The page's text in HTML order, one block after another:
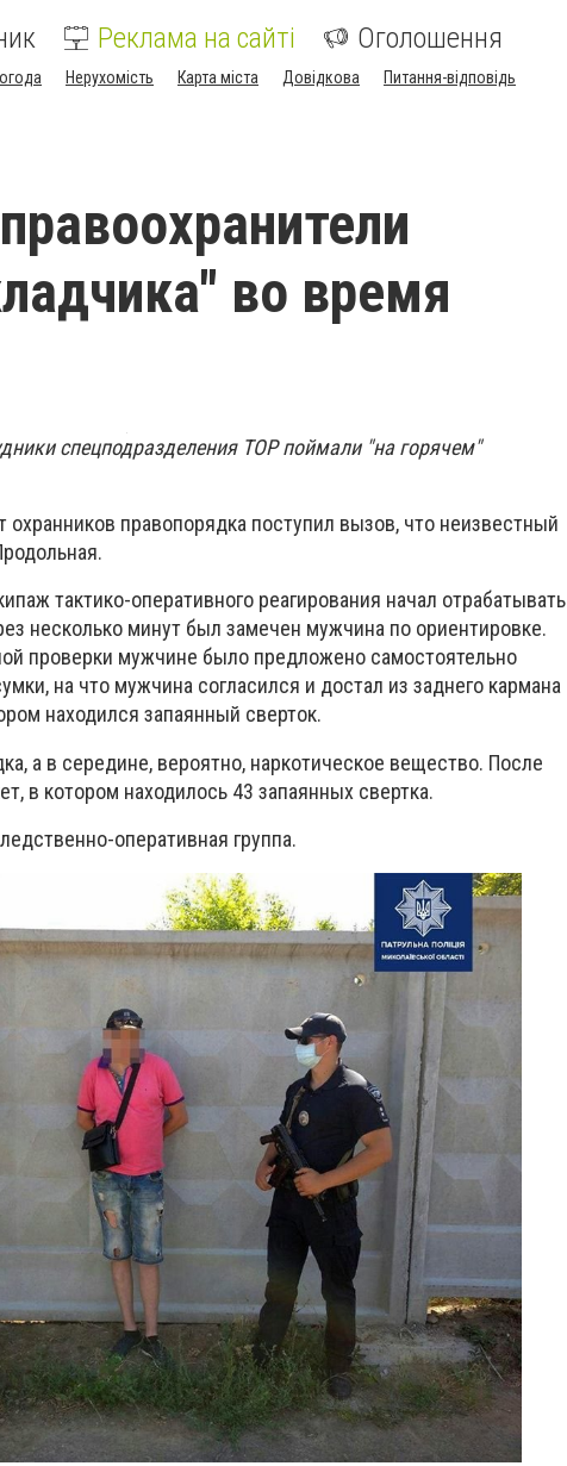
Реклама на сайті Оголошення
Нерухомість Карта міста Довідкова Питання-відповідь
во время
спецподразделения ТОР поймали "на горячем"
правопорядка поступил вызов, что неизвестный
тактико-оперативного реагирования начал отрабатывать
несколько минут был замечен мужчина по ориентировке.
проверки мужчине было предложено самостоятельно
на что мужчина согласился и достал из заднего кармана
находился запаянный сверток.
а в середине, вероятно, наркотическое вещество. После
в котором находилось 43 запаянных свертка.
оперативная группа.